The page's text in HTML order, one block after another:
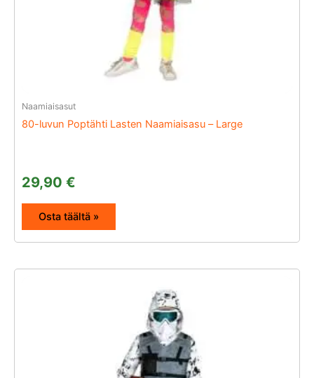
Naamiaisasut
80-luvun Poptähti Lasten Naamiaisasu – Large
29,90 €
Osta täältä »